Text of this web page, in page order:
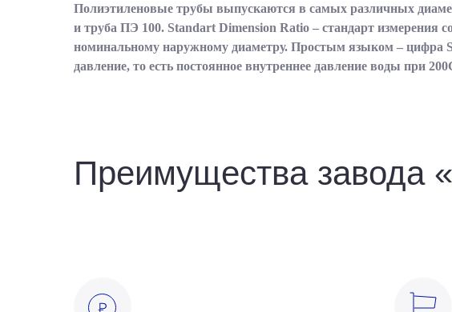
Полиэтиленовые трубы выпускаются в самых различных
и труба ПЭ 100. Standart Dimension Ratio – стандарт
номинальному наружному диаметру. Простым языком – цифра
давление, то есть постоянное внутреннее давление воды при
Преимущества